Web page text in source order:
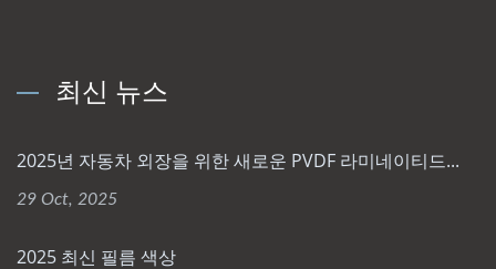
최신 뉴스
2025년 자동차 외장을 위한 새로운 PVDF 라미네이티드...
29 Oct, 2025
2025 최신 필름 색상